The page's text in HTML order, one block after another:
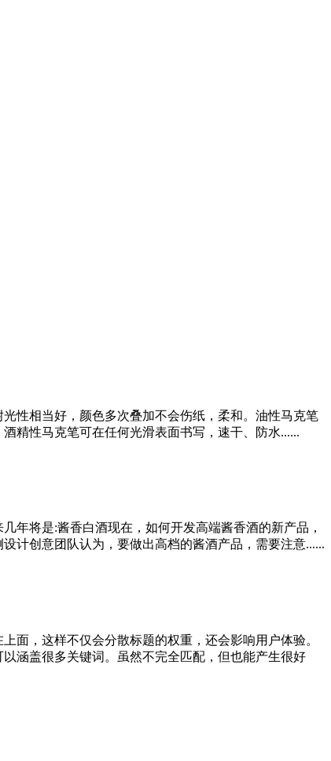
性相当好，颜色多次叠加不会伤纸，柔和。油性马克笔
精性马克笔可在任何光滑表面书写，速干、防水......
年将是:酱香白酒现在，如何开发高端酱香酒的新产品，
计创意团队认为，要做出高档的酱酒产品，需要注意......
面，这样不仅会分散标题的权重，还会影响用户体验。
涵盖很多关键词。虽然不完全匹配，但也能产生很好